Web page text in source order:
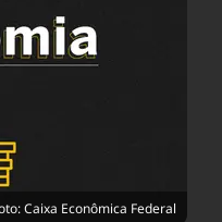
Podcast
Política
Saúde
Caixa Econômica Federal